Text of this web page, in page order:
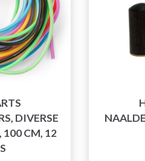
DIVERSE
100 CM, 12